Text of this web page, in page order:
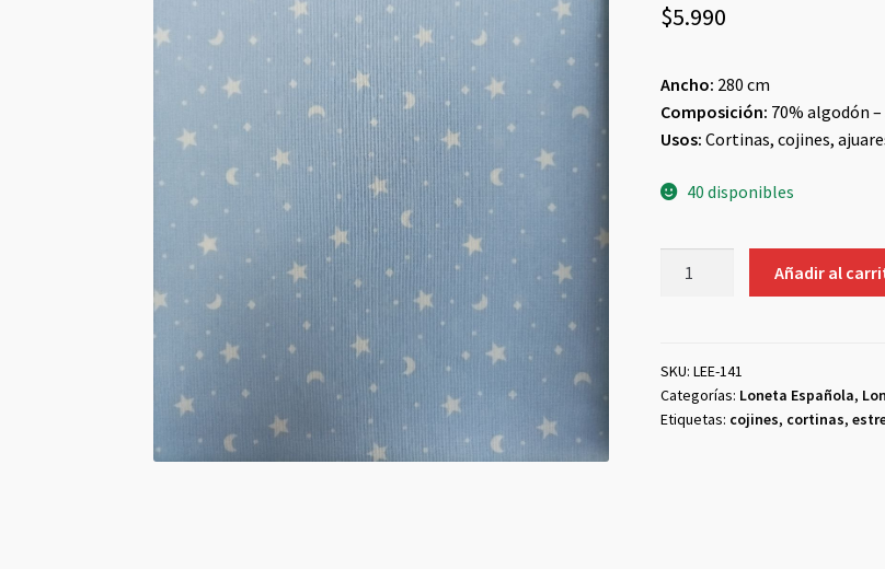
$5.990
Ancho: 280 cm
Composición: 70% algodón
Usos: Cortinas, cojines,
40 disponibles
Luna
cantidad
Añadir al
SKU: LEE-141
Categorías: Loneta Española,
Etiquetas: cojines, cortinas,